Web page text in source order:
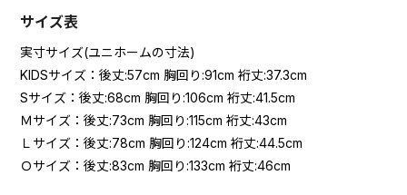
サイズ表
実寸サイズ(ユニホームの寸法)
KIDSサイズ：後丈:57cm 胸回り:91cm 裄丈:37.3cm
Sサイズ：後丈:68cm 胸回り:106cm 裄丈:41.5cm
Ｍサイズ：後丈:73cm 胸回り:115cm 裄丈:43cm
Ｌサイズ：後丈:78cm 胸回り:124cm 裄丈:44.5cm
Ｏサイズ：後丈:83cm 胸回り:133cm 裄丈:46cm